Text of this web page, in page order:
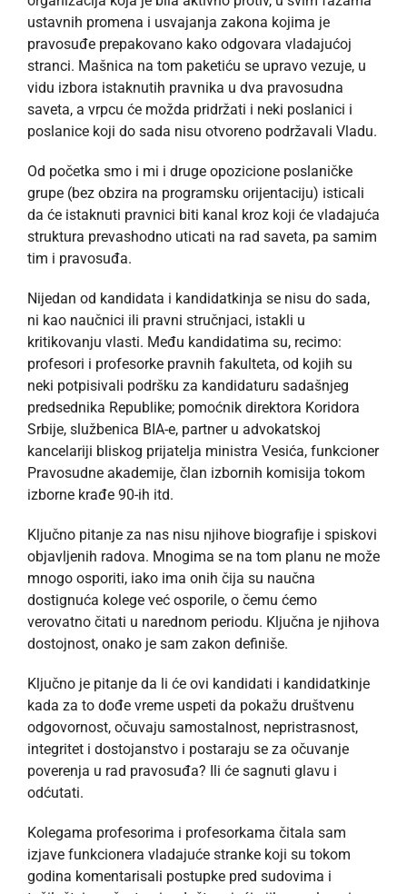
ustavnih promena i usvajanja zakona kojima je
pravosuđe prepakovano kako odgovara vladajućoj
stranci. Mašnica na tom paketiću se upravo vezuje, u
vidu izbora istaknutih pravnika u dva pravosudna
saveta, a vrpcu će možda pridržati i neki poslanici i
poslanice koji do sada nisu otvoreno podržavali Vladu.
Od početka smo i mi i druge opozicione poslaničke
grupe (bez obzira na programsku orijentaciju) isticali
da će istaknuti pravnici biti kanal kroz koji će vladajuća
struktura prevashodno uticati na rad saveta, pa samim
tim i pravosuđa.
Nijedan od kandidata i kandidatkinja se nisu do sada,
ni kao naučnici ili pravni stručnjaci, istakli u
kritikovanju vlasti. Među kandidatima su, recimo:
profesori i profesorke pravnih fakulteta, od kojih su
neki potpisivali podršku za kandidaturu sadašnjeg
predsednika Republike; pomoćnik direktora Koridora
Srbije, službenica BIA-e, partner u advokatskoj
kancelariji bliskog prijatelja ministra Vesića, funkcioner
Pravosudne akademije, član izbornih komisija tokom
izborne krađe 90-ih itd.
Ključno pitanje za nas nisu njihove biografije i spiskovi
objavljenih radova. Mnogima se na tom planu ne može
mnogo osporiti, iako ima onih čija su naučna
dostignuća kolege već osporile, o čemu ćemo
verovatno čitati u narednom periodu. Ključna je njihova
dostojnost, onako je sam zakon definiše.
Ključno je pitanje da li će ovi kandidati i kandidatkinje
kada za to dođe vreme uspeti da pokažu društvenu
odgovornost, očuvaju samostalnost, nepristrasnost,
integritet i dostojanstvo i postaraju se za očuvanje
poverenja u rad pravosuđa? Ili će sagnuti glavu i
odćutati.
Kolegama profesorima i profesorkama čitala sam
izjave funkcionera vladajuće stranke koji su tokom
godina komentarisali postupke pred sudovima i